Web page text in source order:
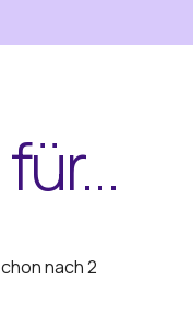
nach 2